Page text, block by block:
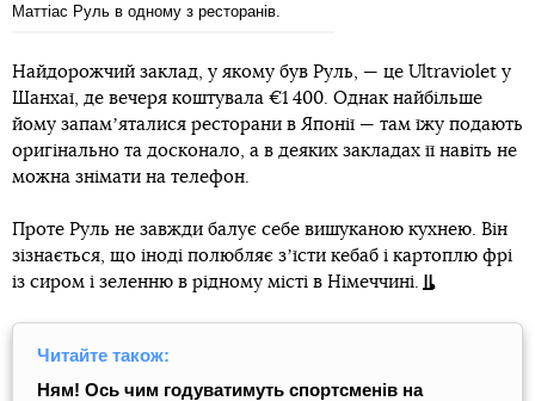
Маттіас Руль в одному з ресторанів.
Найдорожчий заклад, у якому був Руль, — це Ultraviolet у
Шанхаї, де вечеря коштувала €1 400. Однак найбільше
йому запамʼяталися ресторани в Японії — там їжу подають
оригінально та досконало, а в деяких закладах її навіть не
можна знімати на телефон.
Проте Руль не завжди балує себе вишуканою кухнею. Він
зізнається, що іноді полюбляє зʼїсти кебаб і картоплю фрі
із сиром і зеленню в рідному місті в Німеччині.
Читайте також:
Ням! Ось чим годуватимуть спортсменів на